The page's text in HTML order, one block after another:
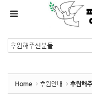
Home 후원안내 후원해